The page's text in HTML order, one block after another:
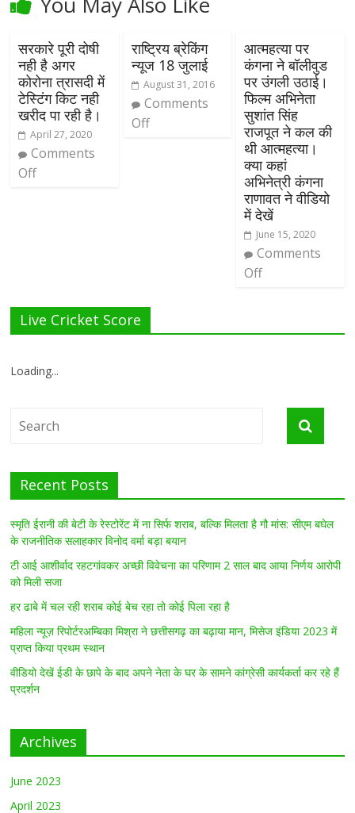
सरकारे पूरी दोषी
नही है अगर
कोरोना त्रासदी में
टेस्टिंग किट नही
खरीद पा रही है।
April 27, 2020
Comments
Off
राष्ट्रिय ब्रेकिंग
न्यूज 18 जुलाई
August 31, 2016
Comments
Off
आत्महत्या पर
कंगना ने बॉलीवुड
पर उंगली उठाई।
फिल्म अभिनेता
सुशांत सिंह
राजपूत ने कल की
थी आत्महत्या।
क्या कहां
अभिनेत्री कंगना
राणावत ने वीडियो
में देखें
June 15, 2020
Comments
Off
Live Cricket Score
Loading...
Recent Posts
स्मृति ईरानी की बेटी के रेस्टोरेंट में ना सिर्फ शराब, बल्कि मिलता है गौ मांस: सीएम बघेल
के राजनीतिक सलाहकार विनोद वर्मा बड़ा बयान
टी आई आशीर्वाद रहटगांवकर अच्छी विवेचना का परिणाम 2 साल बाद आया निर्णय आरोपी
को मिली सजा
हर ढाबे में चल रही शराब कोई बेच रहा तो कोई पिला रहा है
महिला न्यूज़ रिपोर्टरअम्बिका मिश्रा ने छत्तीसगढ़ का बढ़ाया मान, मिसेज इंडिया 2023 में
प्राप्त किया प्रथम स्थान
वीडियो देखें ईडी के छापे के बाद अपने नेता के घर के सामने कांग्रेसी कार्यकर्ता कर रहे हैं
प्रदर्शन
Archives
June 2023
April 2023